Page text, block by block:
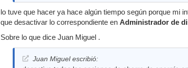
lo tuve que hacer ya hace algún tiempo según porque mi
que desactivar lo correspondiente en Administrador de
Sobre lo que dice Juan Miguel .
Juan Miguel escribió: